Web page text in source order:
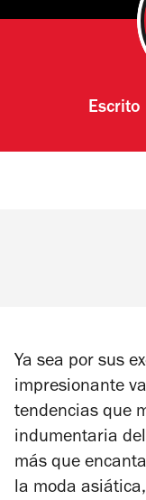
Escrito
Ya sea por sus
impresionante
tendencias que
indumentaria
más que
la moda